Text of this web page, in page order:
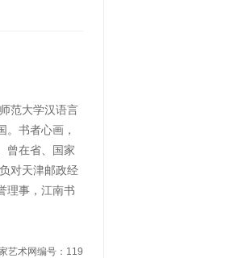
范大学汉语言
书者心画，
曾在省、国家
对天津邮政经
理事，江南书
艺术网编号：119